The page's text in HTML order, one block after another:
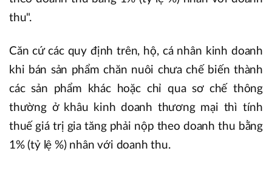
thu".
Căn cứ các quy định trên, hộ, cá nhân kinh doanh
khi bán sản phẩm chăn nuôi chưa chế biến thành
các sản phẩm khác hoặc chỉ qua sơ chế thông
thường ở khâu kinh doanh thương mại thì tính
thuế giá trị gia tăng phải nộp theo doanh thu bằng
1% (tỷ lệ %) nhân với doanh thu.